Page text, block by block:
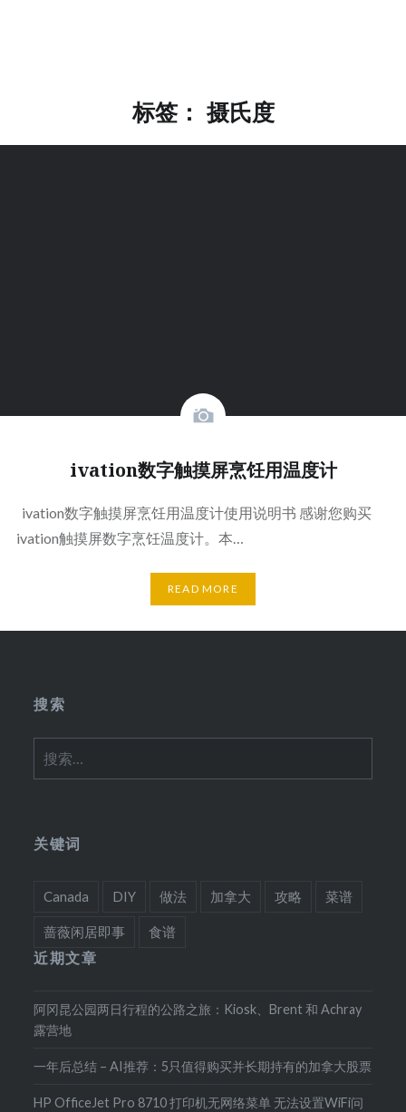
标签：摄氏度
ivation数字触摸屏烹饪用温度计
ivation数字触摸屏烹饪用温度计使用说明书 感谢您购买
ivation触摸屏数字烹饪温度计。本…
READ MORE
搜索
索：
关键词
Canada DIY 做法 加拿大 攻略 菜谱
蔷薇闲居即事 食谱
近期文章
阿冈昆公园两日行程的公路之旅：Kiosk、Brent 和 Achray
露营地
一年后总结 – AI推荐：5只值得购买并长期持有的加拿大股票
HP OfficeJet Pro 8710 打印机无网络菜单 无法设置WiFi问